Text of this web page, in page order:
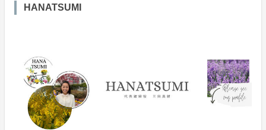
HANATSUMI